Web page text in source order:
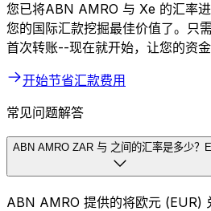
您已将ABN AMRO 与 Xe 的汇率
您的国际汇款挖掘最佳价值了。只
首次转账--现在就开始，让您的资金
开始节省汇款费用
常见问题解答
ABN AMRO ZAR 与 之间的汇率是多少？
ABN AMRO 提供的将欧元 (EUR)